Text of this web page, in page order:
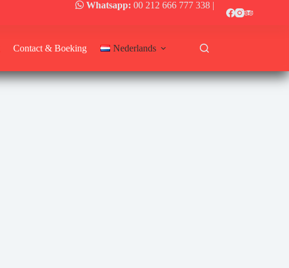
Whatsapp: 00 212 666 777 338 |
Contact & Boeking Nederlands